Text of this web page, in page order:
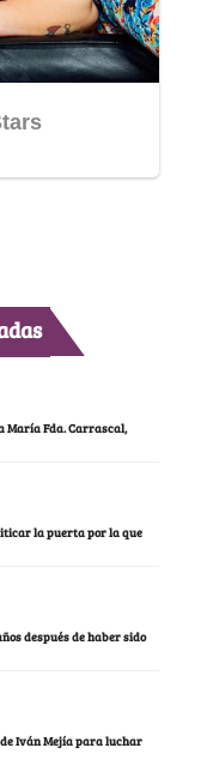
María Fda. Carrascal,
la puerta por la que
después de haber sido
Iván Mejía para luchar